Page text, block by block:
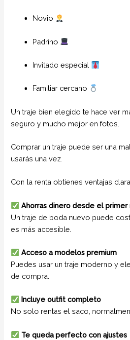
Novio
Padrino
Invitado especial
Familiar cercano
Un traje bien elegido te hace ver
seguro y mucho mejor en fotos.
Comprar un traje puede ser una
usarás una vez.
Con la renta obtienes ventajas
Ahorras dinero desde el
Un traje de boda nuevo puede
es más accesible.
Acceso a modelos premium
Puedes usar un traje moderno y
de compra.
Incluye outfit completo
No solo rentas el saco,
Te queda perfecto con ajustes